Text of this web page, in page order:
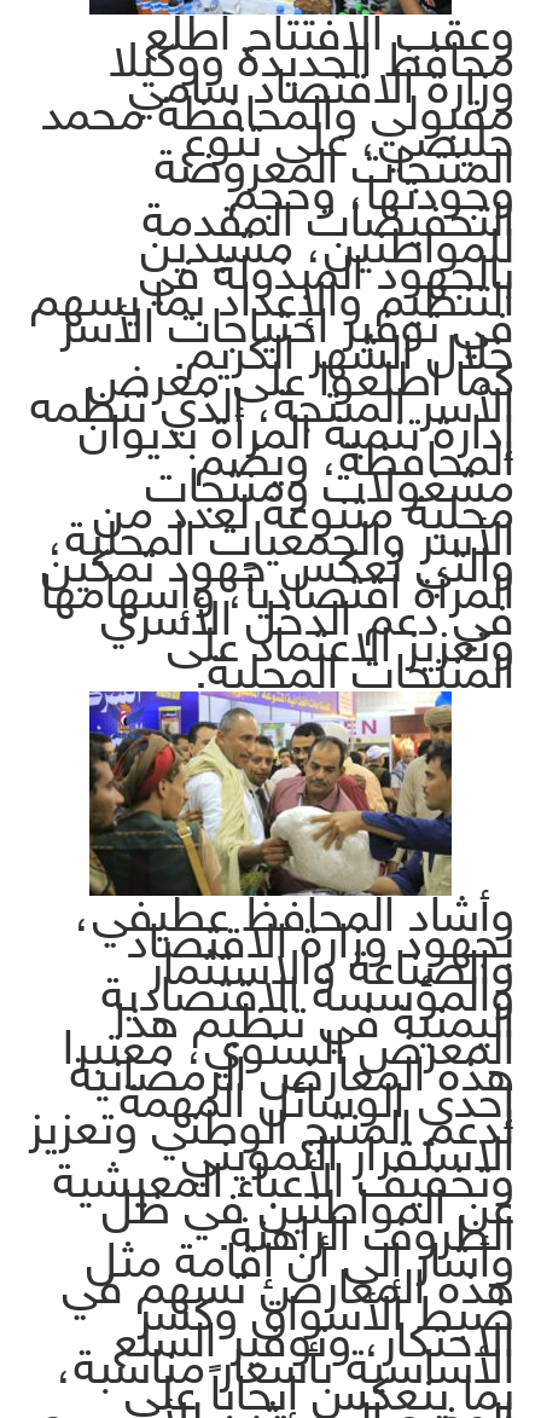
وعقب الافتتاح اطلع
محافظ الحديدة ووكيلا
وزارة الاقتصاد سامي
مقبولي والمحافظة محمد
حليصي، على تنوع
المنتجات المعروضة
وجودتها، وحجم
التخفيضات المقدمة
للمواطنين، مشيدين
بالجهود المبذولة في
التنظيم والإعداد بما يسهم
في توفير احتياجات الأسر
خلال الشهر الكريم.
كما اطلعوا على معرض
الأسر المنتجة، الذي تنظمه
إدارة تنمية المرأة بديوان
المحافظة، ويضم
مشغولات ومنتجات
محلية متنوعة لعدد من
الأسر والجمعيات المحلية،
والتي تعكس جهود تمكين
المرأة اقتصادياً، وإسهامها
في دعم الدخل الأسري
وتعزيز الاعتماد على
المنتجات المحلية.
وأشاد المحافظ عطيفي،
بجهود وزارة الاقتصاد
والصناعة والاستثمار
والمؤسسة الاقتصادية
اليمنية في تنظيم هذا
المعرض السنوي، معتبرا
هذه المعارض الرمضانية
إحدى الوسائل المهمة
لدعم المنتج الوطني وتعزيز
الاستقرار التمويني
وتخفيف الأعباء المعيشية
عن المواطنين في ظل
الظروف الراهنة.
وأشار إلى أن إقامة مثل
هذه المعارض تسهم في
ضبط الأسواق وكسر
الاحتكار، وتوفير السلع
الأساسية بأسعار مناسبة،
بما ينعكس إيجاباً على